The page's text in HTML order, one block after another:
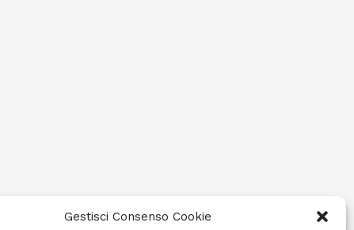
Gestisci Consenso Cookie